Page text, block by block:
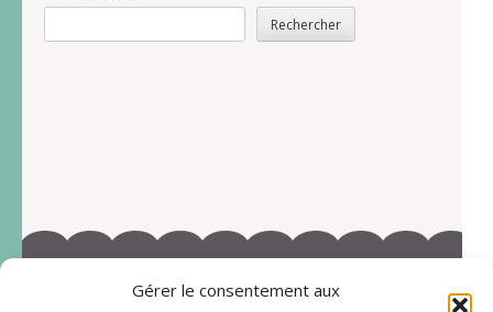
Gérer le consentement aux
Rechercher
©2022-Tous droits réservés à Marie-Blandine Sallé